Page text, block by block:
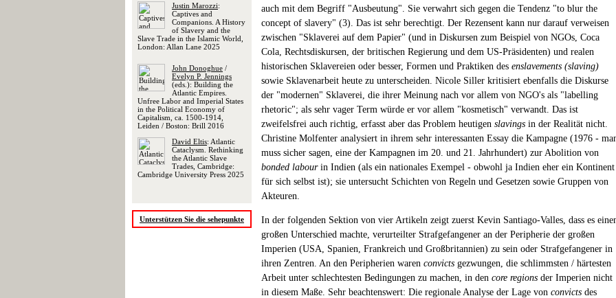
Justin Marozzi:
Captives and
Companions. A History
of Slavery and the
Slave Trade in the Islamic World,
London: Allan Lane 2025
John Donoghue /
Evelyn P. Jennings
(eds.): Building the
Atlantic Empires.
Unfree Labor and Imperial States
in the Political Economy of
Capitalism, ca. 1500-1914,
Leiden / Boston: Brill 2016
David Eltis: Atlantic
Cataclysm. Rethinking
the Atlantic Slave
Trades, Cambridge:
Cambridge University Press 2025
Unterstützen Sie die sehepunkte
auch mit dem Begriff "Ausbeutung". Sie verwahrt sich gegen die Tendenz "to blur the
concept of slavery" (3). Das ist sehr berechtigt. Der Rezensent kann nur darauf verweisen
zwischen "Sklaverei auf dem Papier" (und in Diskursen zum Beispiel von NGOs, Coca
Cola, Rechtsdiskursen, der britischen Regierung und dem US-Präsidenten) und realen
historischen Sklavereien oder besser, Formen und Praktiken des enslavements (slaving)
sowie Sklavenarbeit heute zu unterscheiden. Nicole Siller kritisiert ebenfalls die Diskurse
der "modernen" Sklaverei, die ihrer Meinung nach vor allem von NGO's als "labelling
rhetoric"; als sehr vager Term würde er vor allem "kosmetisch" verwandt. Das ist
zweifelsfrei auch richtig, erfasst aber das Problem heutigen slavings in der Realität nicht.
Christine Molfenter analysiert in ihrem sehr interessanten Essay die Kampagne (1976 -
muss sicher sagen, eine der Kampagnen im 20. und 21. Jahrhundert) zur Abolition von
bonded labourin Indien (als ein nationales Exempel - obwohl ja Indien eher ein Kontinent
für sich selbst ist); sie untersucht Schichten von Regeln und Gesetzen sowie Gruppen von
Akteuren.
In der folgenden Sektion von vier Artikeln zeigt zuerst Kevin Santiago-Valles, dass es
großen Unterschied machte, verurteilter Strafgefangener an der Peripherie der großen
Imperien (USA, Spanien, Frankreich und Großbritannien) zu sein oder Strafgefangener in
ihren Zentren. An den Peripherien waren convicts gezwungen, die schlimmsten / härtesten
Arbeit unter schlechtesten Bedingungen zu machen, in den core regions der Imperien nicht
in diesem Maße. Sehr beachtenswert: Die regionale Analyse der Lage von convicts des